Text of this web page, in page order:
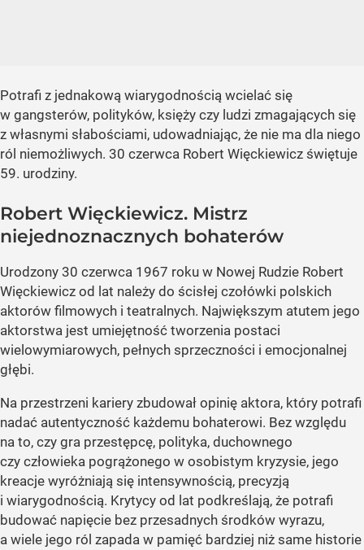
Potrafi z jednakową wiarygodnością wcielać się
w gangsterów, polityków, księży czy ludzi zmagających się
z własnymi słabościami, udowadniając, że nie ma dla niego
ról niemożliwych. 30 czerwca Robert Więckiewicz świętuje
59. urodziny.
Robert Więckiewicz. Mistrz
niejednoznacznych bohaterów
Urodzony 30 czerwca 1967 roku w Nowej Rudzie Robert
Więckiewicz od lat należy do ścisłej czołówki polskich
aktorów filmowych i teatralnych. Największym atutem jego
aktorstwa jest umiejętność tworzenia postaci
wielowymiarowych, pełnych sprzeczności i emocjonalnej
głębi.
Na przestrzeni kariery zbudował opinię aktora, który potrafi
nadać autentyczność każdemu bohaterowi. Bez względu
na to, czy gra przestępcę, polityka, duchownego
czy człowieka pogrążonego w osobistym kryzysie, jego
kreacje wyróżniają się intensywnością, precyzją
i wiarygodnością. Krytycy od lat podkreślają, że potrafi
budować napięcie bez przesadnych środków wyrazu,
a wiele jego ról zapada w pamięć bardziej niż same historie